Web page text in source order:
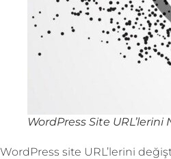
WordPress Site
WordPress site URL’lerini